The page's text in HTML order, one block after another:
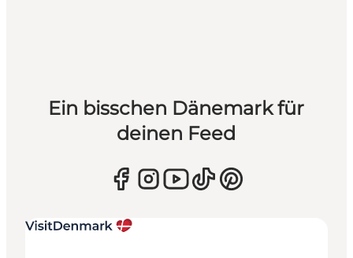
Ein bisschen Dänemark für
deinen Feed